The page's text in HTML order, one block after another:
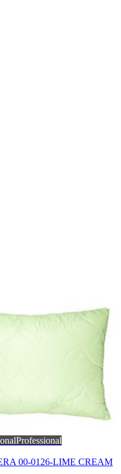
Professional
00-0126-LIME CREAM